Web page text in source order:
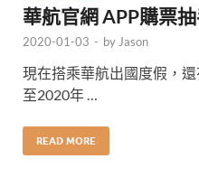
華航官網 APP購票
2020-01-03 - by Jason
現在搭乘華航出國度假，
至2020年 …
READ MORE